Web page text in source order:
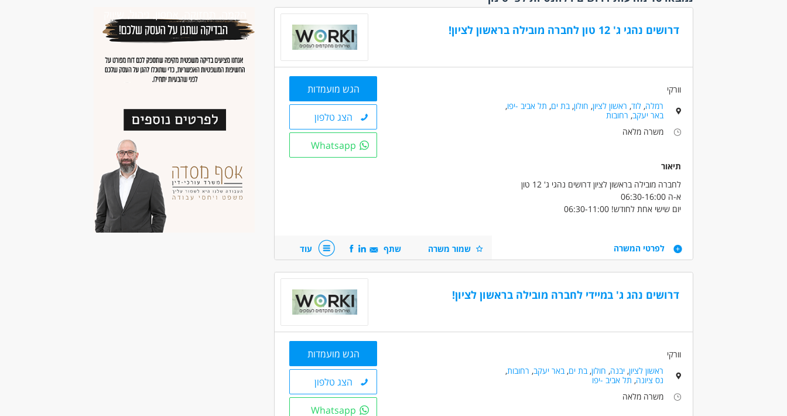
עבודה עם שעות
עבודת משמרות
בני 50 פלוס
גמלאים /פנסיונרים
ללא עבר פלילי(3)
סטודנטים(1)
נסיון
מעל שנה ניסיון(3)
דרושים נהגי ג' 12 טון לחברה מובילה בראשון לציון!
הגש מועמדות
הצג טלפון
Whatsapp
וורקי
רמלה,לוד, ראשון לציון, חולון,בת ים, תל אביב -יפו,
באר יעקב, רחובות
משרה מלאה
תיאור
לחברה מובילה בראשון לציון דרושים נהגי ג' 12 טון
א-ה 06:30-16:00
יום שישי אחת לחודש! 06:30-11:00
קליטה ישירה לחברה עם כל התנאים הסוציאליים !
דרישות
מעל גיל 24 ומעל שנתיים ניסיון בחלוקה!
דרושים בתחום
נהגים, רכב ותחבורה - נהג/ת גרר
משרה מלאה
לפרטי המשרה שמור משרה שתף עוד
דרושים נהג ג' במיידי לחברה מובילה בראשון לציון!
הגש מועמדות
הצג טלפון
Whatsapp
וורקי
ראשון לציון,יבנה, חולון,בת ים,באר יעקב, רחובות,
נס ציונה, תל אביב -יפו
משרה מלאה